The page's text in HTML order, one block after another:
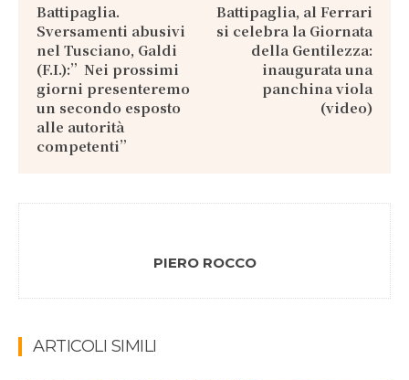
Battipaglia.
Sversamenti abusivi
nel Tusciano, Galdi
(F.I.):”Nei prossimi
giorni presenteremo
un secondo esposto
alle autorità
competenti”
Battipaglia, al Ferrari
si celebra la Giornata
della Gentilezza:
inaugurata una
panchina viola
(video)
PIERO ROCCO
ARTICOLI SIMILI